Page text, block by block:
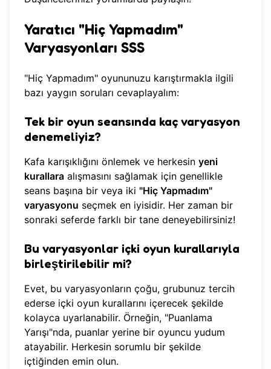
Yaratıcı "Hiç Yapmadım"
Varyasyonları SSS
"Hiç Yapmadım" oyununuzu karıştırmakla ilgili
bazı yaygın soruları cevaplayalım:
Tek bir oyun seansında kaç varyasyon
denemeliyiz?
Kafa karışıklığını önlemek ve herkesin yeni
kurallara alışmasını sağlamak için genellikle
seans başına bir veya iki "Hiç Yapmadım"
varyasyonu seçmek en iyisidir. Her zaman bir
sonraki seferde farklı bir tane deneyebilirsiniz!
Bu varyasyonlar içki oyun kurallarıyla
birleştirilebilir mi?
Evet, bu varyasyonların çoğu, grubunuz tercih
ederse içki oyun kurallarını içerecek şekilde
kolayca uyarlanabilir. Örneğin, "Puanlama
Yarışı"nda, puanlar yerine bir oyuncu yudum
atayabilir. Herkesin sorumlu bir şekilde
içtiğinden emin olun.